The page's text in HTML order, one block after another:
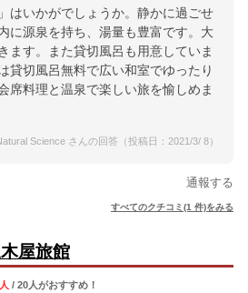
はいかがでしょうか。静かに過ごせ
に源泉を持ち、湯量も豊富です。大
ます。また貸切風呂も用意していま
貸切風呂無料で広い和室でゆったり
席料理と温泉で楽しい旅を愉しめま
Science さんの回答（投稿日：2021/3/ 8）
通報する
すべてのクチコミ(1 件)をみる
屋旅館
人 / 20人がおすすめ！